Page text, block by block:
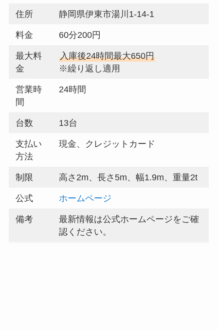
住所 静岡県伊東市湯川1-14-1
料金 60分200円
最大料
金
入庫後24時間最大650円
※繰り返し適用
営業時
間
24時間
台数 13台
支払い
方法
現金、クレジットカード
制限 高さ2m、長さ5m、幅1.9m、重量2t
公式 ホームページ
備考
最新情報は公式ホームページをご確
認ください。